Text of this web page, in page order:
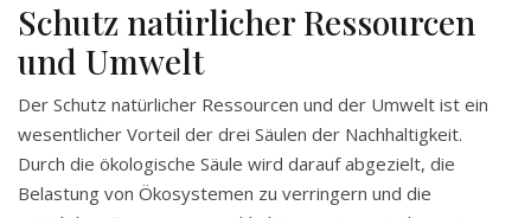
Schutz natürlicher Ressourcen
und Umwelt
Der Schutz natürlicher Ressourcen und der Umwelt ist ein
wesentlicher Vorteil der drei Säulen der Nachhaltigkeit.
Durch die ökologische Säule wird darauf abgezielt, die
Belastung von Ökosystemen zu verringern und die